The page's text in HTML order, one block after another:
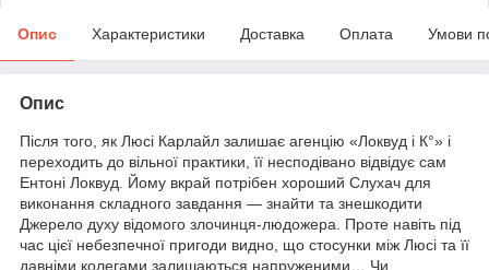
Опис Характеристики Доставка Оплата Умови
Опис
Після того, як Люсі Карлайл залишає агенцію «Локвуд і К°» і
переходить до вільної практики, її несподівано відвідує сам
Ентоні Локвуд. Йому вкрай потрібен хороший Слухач для
виконання складного завдання — знайти та знешкодити
Джерело духу відомого злочинця-людожера. Проте навіть під
час цієї небезпечної пригоди видно, що стосунки між Люсі та її
давніми колегами залишаються напруженими… Чи